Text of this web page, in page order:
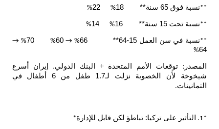
18
%
22
%
16
%
14
%
15-64**
66
% →
60
%
70
% →
الأمم المتحدة + البنك الدولي. إيران أسرع
شيخوخة لأن الخصوبة نزلت لـ1.7 طفل من 6 أطفال في
تركيا: تباطؤ لكن قابل للإدارة *